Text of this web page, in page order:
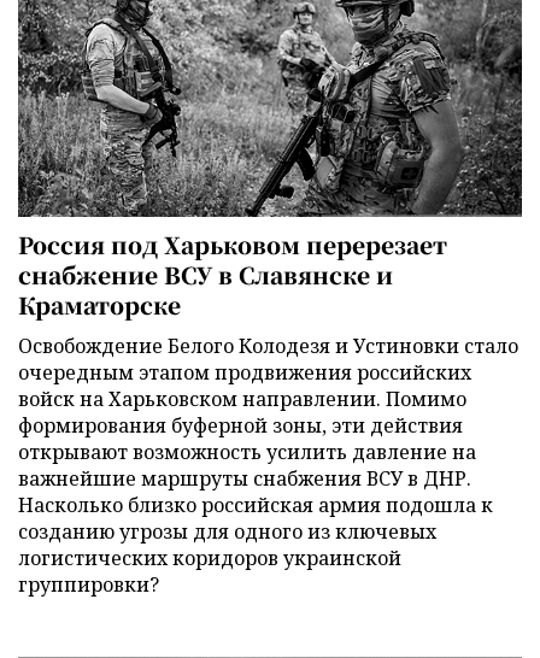
Россия под Харьковом перерезает
снабжение ВСУ в Славянске и
Краматорске
Освобождение Белого Колодезя и Устиновки стало
очередным этапом продвижения российских
войск на Харьковском направлении. Помимо
формирования буферной зоны, эти действия
открывают возможность усилить давление на
важнейшие маршруты снабжения ВСУ в ДНР.
Насколько близко российская армия подошла к
созданию угрозы для одного из ключевых
логистических коридоров украинской
группировки?